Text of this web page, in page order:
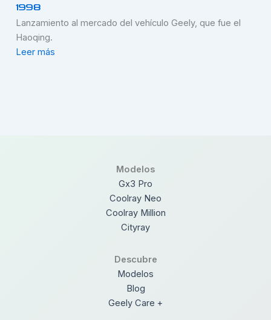
1998
Lanzamiento al mercado del vehículo Geely, que fue el
Haoqing.
Leer más
Modelos
Gx3 Pro
Coolray Neo
Coolray Million
Cityray
Descubre
Modelos
Blog
Geely Care +